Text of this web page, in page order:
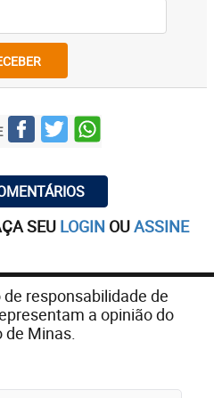
SEU LOGIN OUASSINE
responsabilidade de
a opinião do
de Minas.